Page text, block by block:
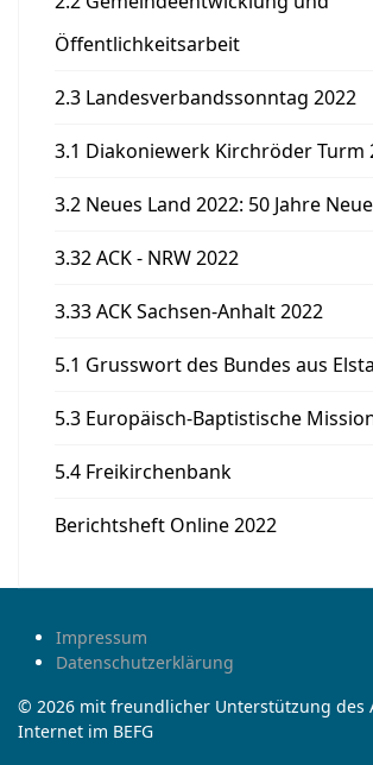
Öffentlichkeitsarbeit
2.3 Landesverbandssonntag 2022
3.1 Diakoniewerk Kirchröder Turm
3.2 Neues Land 2022: 50 Jahre
3.32 ACK - NRW 2022
3.33 ACK Sachsen-Anhalt 2022
5.1 Grusswort des Bundes aus
5.3 Europäisch-Baptistische
5.4 Freikirchenbank
Berichtsheft Online 2022
Impressum
Datenschutzerklärung
© 2026 mit freundlicher Unterstützung des
Internet im BEFG